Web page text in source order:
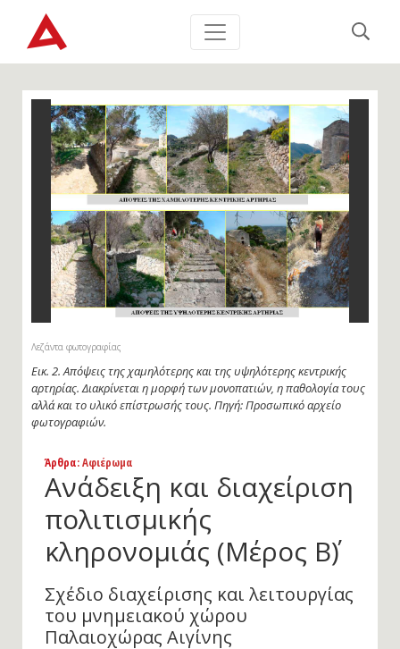
Λεζάντα φωτογραφίας
Εικ. 2. Απόψεις της χαμηλότερης και της υψηλότερης κεντρικής
αρτηρίας. Διακρίνεται η μορφή των μονοπατιών, η παθολογία τους
αλλά και το υλικό επίστρωσής τους. Πηγή: Προσωπικό αρχείο
φωτογραφιών.
Άρθρα: Αφιέρωμα
Ανάδειξη και διαχείριση
πολιτισμικής
κληρονομιάς (Μέρος Β΄)
Σχέδιο διαχείρισης και λειτουργίας
του μνημειακού χώρου
Παλαιοχώρας Αιγίνης